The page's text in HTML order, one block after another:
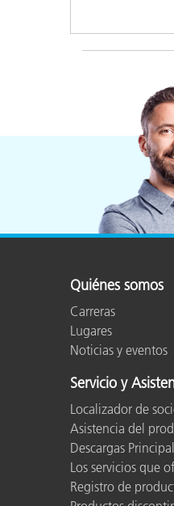
Quiénes somos
Carreras
Lugares
Noticias y eventos
Servicio y
Localizador de
Asistencia del
Descargas
Los servicios que
Registro de